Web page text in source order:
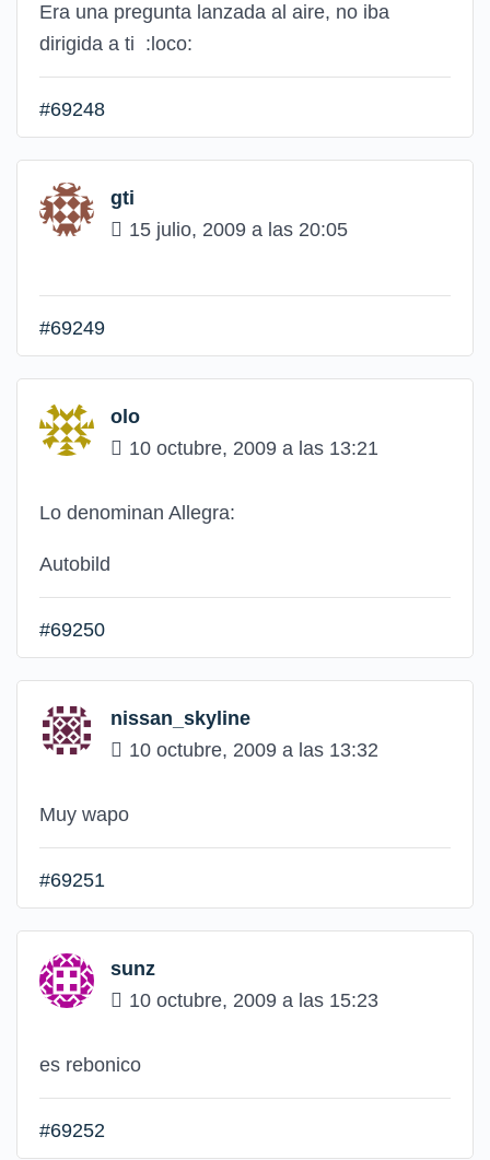
Era una pregunta lanzada al aire, no iba
dirigida a ti :loco:
#69248
gti
15 julio, 2009 a las 20:05
#69249
olo
10 octubre, 2009 a las 13:21
Lo denominan Allegra:
Autobild
#69250
nissan_skyline
10 octubre, 2009 a las 13:32
Muy wapo
#69251
sunz
10 octubre, 2009 a las 15:23
es rebonico
#69252